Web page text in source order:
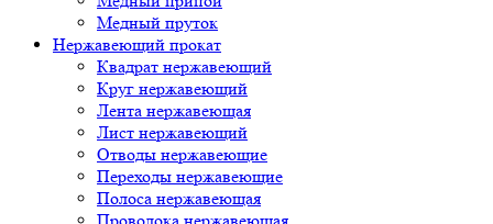
Медный пруток
Нержавеющий прокат
Квадрат нержавеющий
Круг нержавеющий
Лента нержавеющая
Лист нержавеющий
Отводы нержавеющие
Переходы нержавеющие
Полоса нержавеющая